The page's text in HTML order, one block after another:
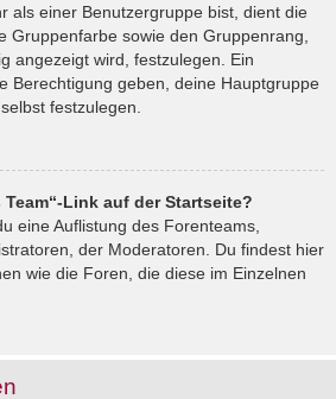
als einer Benutzergruppe bist, dient die
Gruppenfarbe sowie den Gruppenrang,
angezeigt wird, festzulegen. Ein
Berechtigung geben, deine Hauptgruppe
festzulegen.
Team“-Link auf der Startseite?
eine Auflistung des Forenteams,
der Moderatoren. Du findest hier
wie die Foren, die diese im Einzelnen